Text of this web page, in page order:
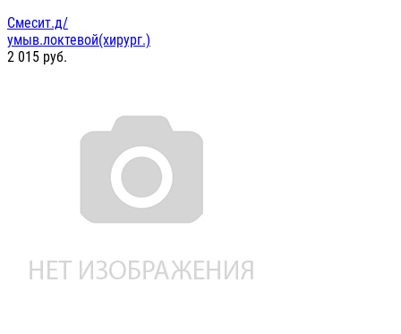
Смесит.д/
умыв.локтевой(хирург.)
2 015 руб.